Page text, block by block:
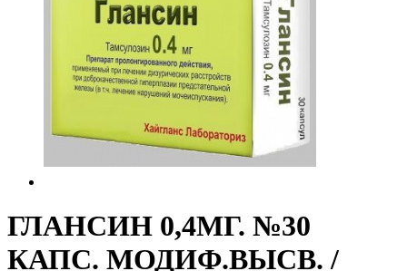
ГЛАНСИН 0,4МГ. №30
КАПС. МОДИФ.ВЫСВ. /